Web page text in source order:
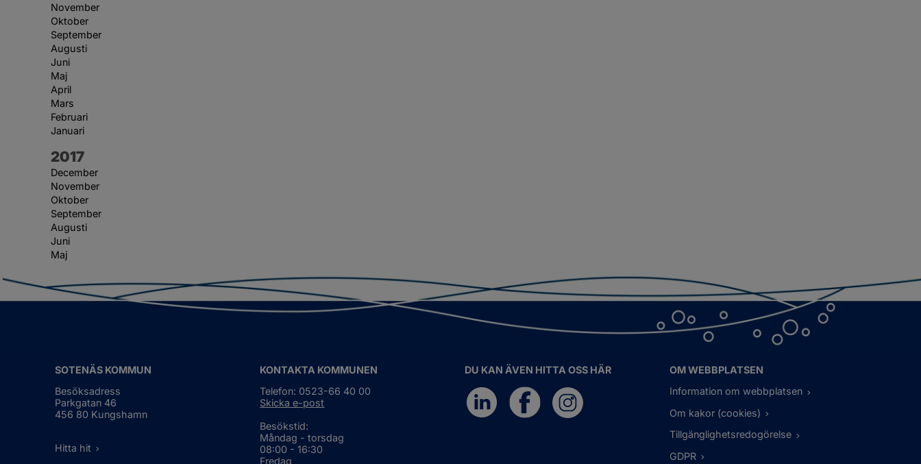
November
Oktober
September
Augusti
Juni
Maj
April
Mars
Februari
Januari
År:
2017
December
November
Oktober
September
Augusti
Juni
Maj
SOTENÄS KOMMUN
Besöksadress
Parkgatan 46
456 80 Kungshamn
Hitta hit
KONTAKTA KOMMUNEN
Telefon: 0523-66 40 00
Skicka e-post
Besökstid:
Måndag - torsdag
08:00 - 16:30
Fredag
DU KAN ÄVEN HITTA OSS HÄR
OM WEBBPLATSEN
Information om webbplatsen
Om kakor (cookies)
Tillgänglighetsredogörelse
GDPR